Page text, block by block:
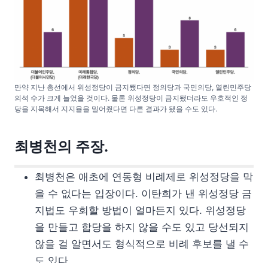
만약 지난 총선에서 위성정당이 금지됐다면 정의당과 국민의당, 열린민주당
의석 수가 크게 늘었을 것이다. 물론 위성정당이 금지됐더라도 우호적인 정
당을 지목해서 지지율을 밀어줬다면 다른 결과가 됐을 수도 있다.
최병천의 주장.
최병천은 애초에 연동형 비례제로 위성정당을 막
을 수 없다는 입장이다. 이탄희가 낸 위성정당 금
지법도 우회할 방법이 얼마든지 있다. 위성정당
을 만들고 합당을 하지 않을 수도 있고 당선되지
않을 걸 알면서도 형식적으로 비례 후보를 낼 수
도 있다.